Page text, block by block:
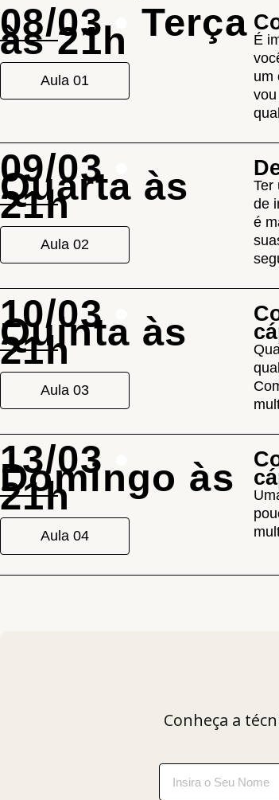
08/03• Terça
às 21h
Aula 01
É
um
09/03•
Quarta às
21h
Aula 02
Ter
de
é
10/03•
Quinta às
21h
Aula 03
13/03•
Domingo às
21h
Aula 04
Conheça a